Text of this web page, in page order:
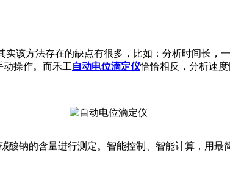
该方法存在的缺点有很多，比如：分析时间长
动操作。而禾工自动电位滴定仪恰恰相反，分析速
酸钠的含量进行测定。智能控制、智能计算，用最